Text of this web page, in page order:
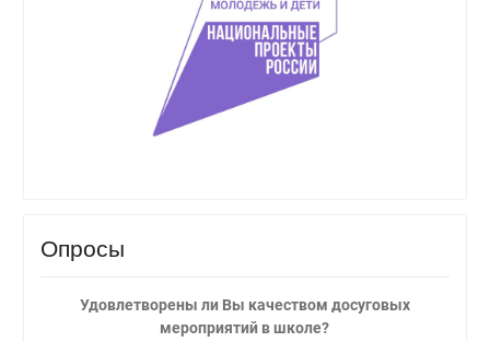
Опросы
Удовлетворены ли Вы качеством досуговых
мероприятий в школе?